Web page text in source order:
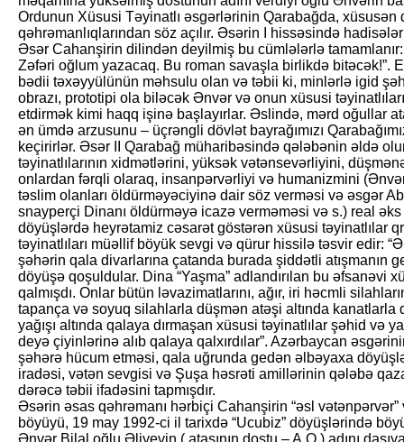
Ordunun Xüsusi Təyinatlı əsgərlərinin Qarabağda, xüsusən
qəhrəmanlıqlarından söz açılır. Əsərin I hissəsində
Əsər Cahanşirin dilindən deyilmiş bu cümlələrlə
Zəfəri oğlum yazacaq. Bu roman savaşla birlikdə bitəcək!”.
bədii təxəyyülünün məhsulu olan və təbii ki, minlərlə igid
obrazı, prototipi ola biləcək Ənvər və onun xüsusi
etdirmək kimi haqq işinə başlayırlar. Əslində, mərd oğullar
ən ümdə arzusunu – üçrəngli dövlət bayrağımızı
keçirirlər. Əsər II Qarabağ müharibəsində qələbənin əldə
təyinatlılarının xidmətlərini, yüksək vətənsevərliyini,
onlardan fərqli olaraq, insanpərvərliyi və humanizmini
təslim olanları öldürməyəciyinə dair söz verməsi və əsgər
snayperçi Dinanı öldürməyə icazə verməməsi və s.) real
döyüşlərdə heyrətamiz cəsarət göstərən xüsusi təyinatlılar
təyinatlıları müəllif böyük sevgi və qürur hissilə təsvir edir:
şəhərin qala divarlarına çatanda burada şiddətli atışmanın
döyüşə qoşuldular. Dina “Yaşma” adlandırılan bu əfsanəvi
qalmışdı. Onlar bütün ləvazimatlarını, ağır, iri həcmli
tapança və soyuq silahlarla düşmən atəşi altında kanatlarla
yağışı altında qalaya dırmaşan xüsusi təyinatlılar şəhid və
deyə çiyinlərinə alıb qalaya qalxırdılar”. Azərbaycan
şəhərə hücum etməsi, qala uğrunda gedən əlbəyaxa
iradəsi, vətən sevgisi və Şuşa həsrəti amillərinin qələbə
dərəcə təbii ifadəsini tapmışdır.
Əsərin əsas qəhrəmanı hərbiçi Cahanşirin “əsl
böyüyü, 19 may 1992-ci il tarixdə “Ucubiz” döyüşlərində
Ənvər Bilal oğlu Əliyevin ( atasının dostu – A.O.) adını